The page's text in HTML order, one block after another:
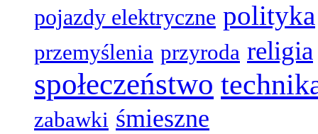
pojazdy elektryczne polityka
przemyślenia przyroda religia
społeczeństwo
zabawki śmieszne